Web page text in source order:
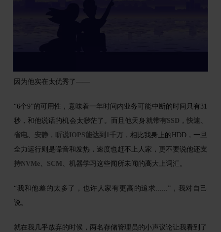
因为他实在太优秀了——
“6个9”的可用性，意味着一年时间内业务可能中断的时间只有31
秒，和他说话的机会太渺茫了。而且他天身就带有SSD，快速、
省电、安静， 听说IOPS能达到1千万 ，相比我身上的HDD，一旦
全力运行则是噪音和发热，速度也赶不上人家，更不要说他还支
持NVMe、SCM、机器学习 这些闻所未闻的高大上词汇。
“我和他差的太多了，也许人家有更高的追求......”，我对自己
说。
就在我几乎放弃的时候，两名存储管理员的小声议论让我看到了